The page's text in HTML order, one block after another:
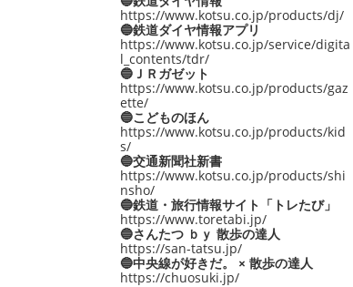
https://www.kotsu.co.jp/products/dj/
🔵鉄道ダイヤ情報アプリ
https://www.kotsu.co.jp/service/digita
l_contents/tdr/
🔵ＪＲガゼット
https://www.kotsu.co.jp/products/gaz
ette/
🔵こどものほん
https://www.kotsu.co.jp/products/kid
s/
🔵交通新聞社新書
https://www.kotsu.co.jp/products/shi
nsho/
🔵鉄道・旅行情報サイト「トレたび」
https://www.toretabi.jp/
🔵さんたつ ｂｙ 散歩の達人
https://san-tatsu.jp/
🔵中央線が好きだ。 × 散歩の達人
https://chuosuki.jp/